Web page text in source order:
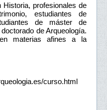
profesionales de
estudiantes de
de máster de
de Arqueología.
materias afines a la
curso.html